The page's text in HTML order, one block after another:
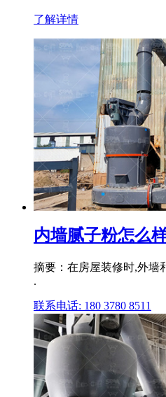
了解详情
内墙腻子粉怎么
摘要：在房屋装修时,外墙
.
联系电话: 180 3780 8511